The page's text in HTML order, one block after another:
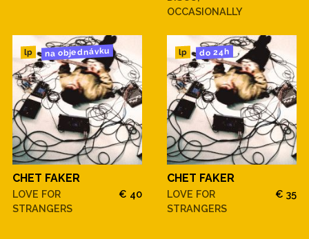
OCCASIONALLY
lp na objednávku
CHET FAKER
LOVE FOR
STRANGERS
€ 40
lp do 24h
CHET FAKER
LOVE FOR
STRANGERS
€ 35